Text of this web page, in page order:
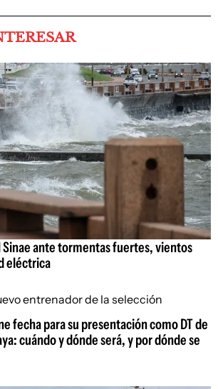
ante tormentas fuertes, vientos
eléctrica
fecha para su presentación como DT de
cuándo y dónde será, y por dónde se